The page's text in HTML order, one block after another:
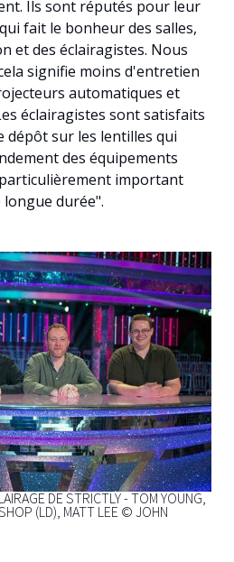
Ils sont réputés pour leur
fait le bonheur des salles,
et des éclairagistes. Nous
signifie moins d'entretien
automatiques et
éclairagistes sont satisfaits
dépôt sur les lentilles qui
des équipements
particulièrement important
longue durée".
DE STRICTLY - TOM YOUNG,
(LD), MATT LEE © JOHN